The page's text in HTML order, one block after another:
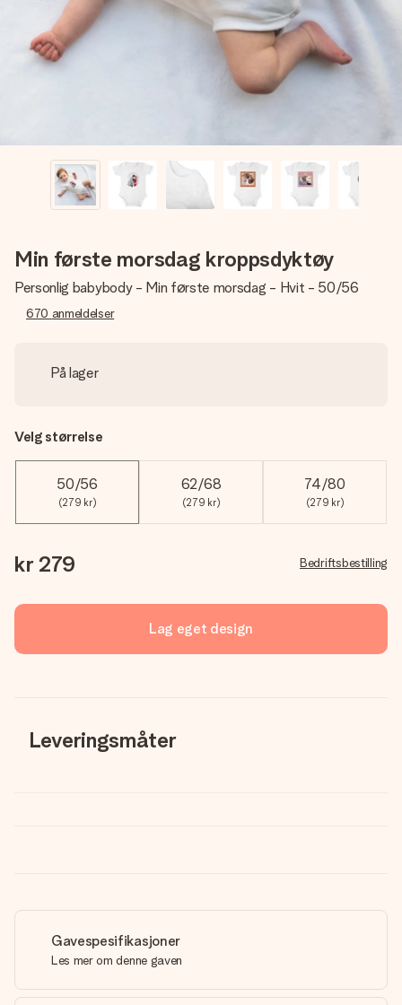
et bilde av dere eller en beskjed som virkelig berører
hjertet. Ikke noe tull, bare masse kjærlighet i øyeblikket.
Min første morsdag kroppsdyktøy
Personlig babybody - Min første morsdag - Hvit - 50/56
670 anmeldelser
På lager
Velg størrelse
50/56
(279 kr)
62/68
(279 kr)
74/80
(279 kr)
kr 279 Bedriftsbestilling
Lag eget design
Leveringsmåter
Gavespesifikasjoner
Les mer om denne gaven